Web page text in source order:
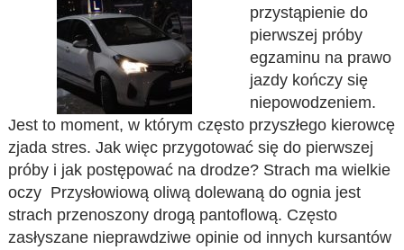
przystąpienie do
pierwszej próby
egzaminu na prawo
jazdy kończy się
niepowodzeniem.
Jest to moment, w którym często przyszłego kierowcę
zjada stres. Jak więc przygotować się do pierwszej
próby i jak postępować na drodze? Strach ma wielkie
oczy Przysłowiową oliwą dolewaną do ognia jest
strach przenoszony drogą pantoflową. Często
zasłyszane nieprawdziwe opinie od innych kursantów